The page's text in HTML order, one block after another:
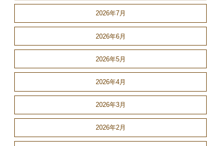
2026年7月
2026年6月
2026年5月
2026年4月
2026年3月
2026年2月